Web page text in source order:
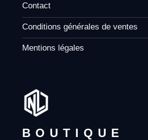
BOUTIQUE
Contact
Conditions générales de ventes
Mentions légales